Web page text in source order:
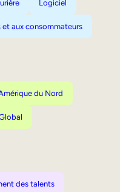
Logiciel
aux consommateurs
du Nord
des talents